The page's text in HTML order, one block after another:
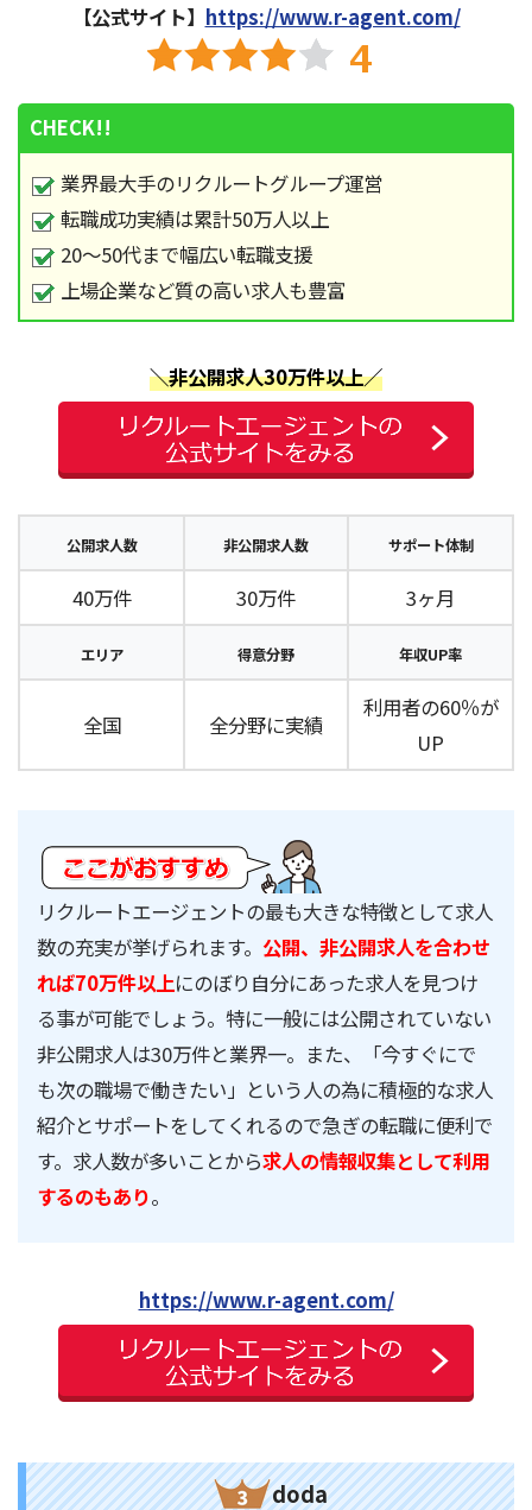
【公式サイト】 https://www.r-agent.com/
CHECK!!
業界最大手のリクルートグループ運営
転職成功実績は累計50万人以上
20～50代まで幅広い転職支援
上場企業など質の高い求人も豊富
＼非公開求人30万件以上／
公開求人数 非公開求人数 サポート体制
40万件 30万件 3ヶ月
エリア 得意分野 年収UP率
全国 全分野に実績
利用者の60％が
UP
リクルートエージェントの最も大きな特徴として求人
数の充実が挙げられます。 公開、非公開求人を合わせ
れば70万件以上にのぼり自分にあった求人を見つけ
る事が可能でしょう。特に一般には公開されていない
非公開求人は30万件と業界一。また、「今すぐにで
も次の職場で働きたい」という人の為に積極的な求人
紹介とサポートをしてくれるので急ぎの転職に便利で
す。求人数が多いことから求人の情報収集として利用
するのもあり。
https://www.r-agent.com/
doda